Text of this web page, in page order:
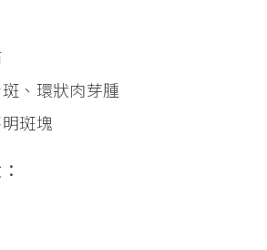
、環狀肉芽腫
斑塊